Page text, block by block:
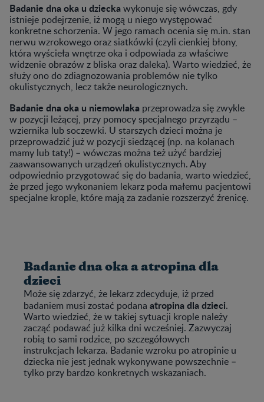
Badanie dna oka u dzieckawykonuje się wówczas, gdy
istnieje podejrzenie, iż mogą u niego występować
konkretne schorzenia. W jego ramach ocenia się m.in. stan
nerwu wzrokowego oraz siatkówki (czyli cienkiej błony,
która wyścieła wnętrze oka i odpowiada za właściwe
widzenie obrazów z bliska oraz daleka). Warto wiedzieć, że
służy ono do zdiagnozowania problemów nie tylko
okulistycznych, lecz także neurologicznych.
Badanie dna oka u niemowlaka przeprowadza się zwykle
w pozycji leżącej, przy pomocy specjalnego przyrządu –
wziernika lub soczewki. U starszych dzieci można je
przeprowadzić już w pozycji siedzącej (np. na kolanach
mamy lub taty!) – wówczas można też użyć bardziej
zaawansowanych urządzeń okulistycznych. Aby
odpowiednio przygotować się do badania, warto wiedzieć,
że przed jego wykonaniem lekarz poda małemu pacjentowi
specjalne krople, które mają za zadanie rozszerzyć źrenicę.
Badanie dna oka a atropina dla
dzieci
Może się zdarzyć, że lekarz zdecyduje, iż przed
badaniem musi zostać podana atropina dla dzieci.
Warto wiedzieć, że w takiej sytuacji krople należy
zacząć podawać już kilka dni wcześniej. Zazwyczaj
robią to sami rodzice, po szczegółowych
instrukcjach lekarza. Badanie wzroku po atropinie u
dziecka nie jest jednak wykonywane powszechnie –
tylko przy bardzo konkretnych wskazaniach.